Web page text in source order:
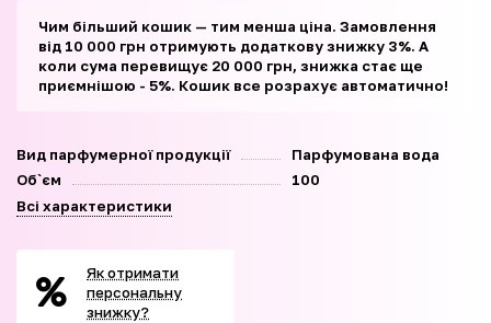
Чим більший кошик — тим менша ціна. Замовлення
від 10 000 грн отримують додаткову знижку 3%. А
коли сума перевищує 20 000 грн, знижка стає ще
приємнішою - 5%. Кошик все розрахує автоматично!
Вид парфумерної продукції
Парфумована вода
Об`єм
100
Всі характеристики
Як отримати
персональну
знижку?